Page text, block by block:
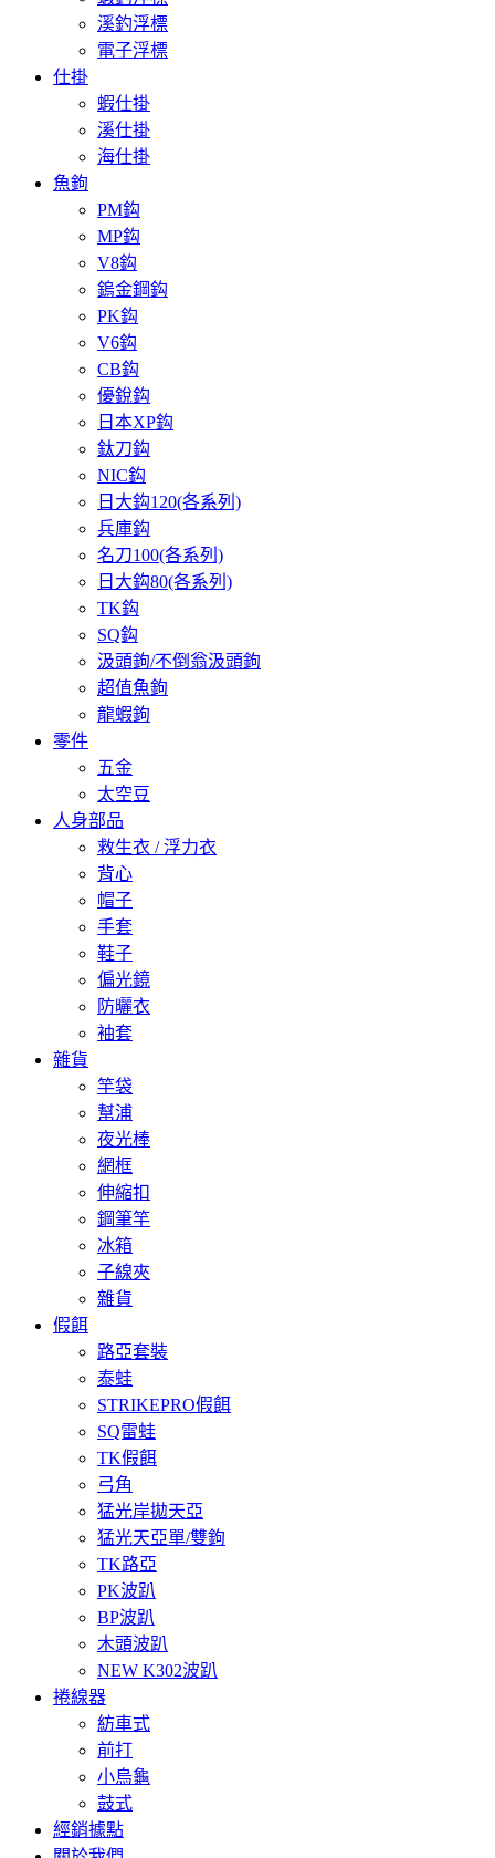
溪釣浮標
電子浮標
仕掛
蝦仕掛
溪仕掛
海仕掛
魚鉤
PM鈎
MP鈎
V8鈎
鎢金鋼鈎
PK鈎
V6鈎
CB鈎
優銳鈎
日本XP鈎
鈦刀鈎
NIC鈎
日大鈎120(各系列)
兵庫鈎
名刀100(各系列)
日大鈎80(各系列)
TK鈎
SQ鈎
汲頭鉤/不倒翁汲頭鉤
超值魚鉤
龍蝦鉤
零件
五金
太空豆
人身部品
救生衣 / 浮力衣
背心
帽子
手套
鞋子
偏光鏡
防曬衣
袖套
雜貨
竿袋
幫浦
夜光棒
網框
伸縮扣
鋼筆竿
冰箱
子線夾
雜貨
假餌
路亞套裝
泰蛙
STRIKEPRO假餌
SQ雷蛙
TK假餌
弓角
猛光岸拋天亞
猛光天亞單/雙鉤
TK路亞
PK波趴
BP波趴
木頭波趴
NEW K302波趴
捲線器
紡車式
前打
小烏龜
鼓式
經銷據點